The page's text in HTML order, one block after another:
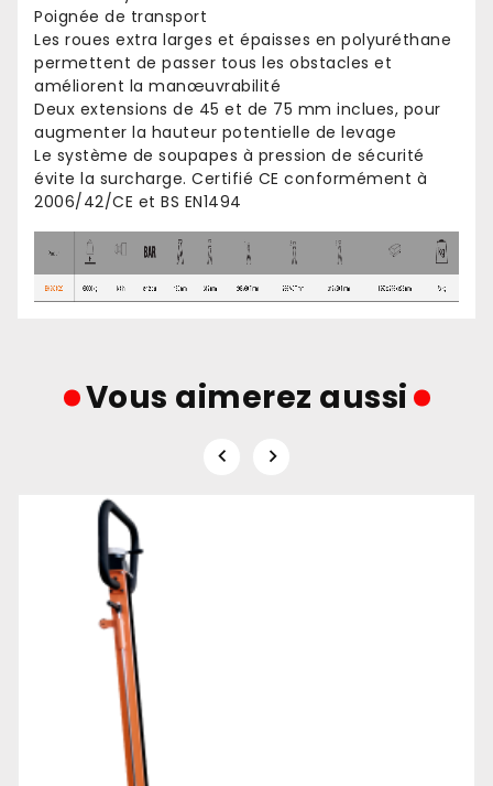
Poignée de transport
Les roues extra larges et épaisses en polyuréthane
permettent de passer tous les obstacles et
améliorent la manœuvrabilité
Deux extensions de 45 et de 75 mm inclues, pour
augmenter la hauteur potentielle de levage
Le système de soupapes à pression de sécurité
évite la surcharge. Certifié CE conformément à
2006/42/CE et BS EN1494
Vous aimerez aussi
 